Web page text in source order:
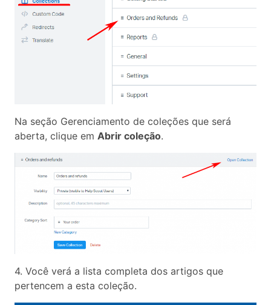
Na seção Gerenciamento de coleções que será
aberta, clique em Abrir coleção.
4. Você verá a lista completa dos artigos que
pertencem a esta coleção.